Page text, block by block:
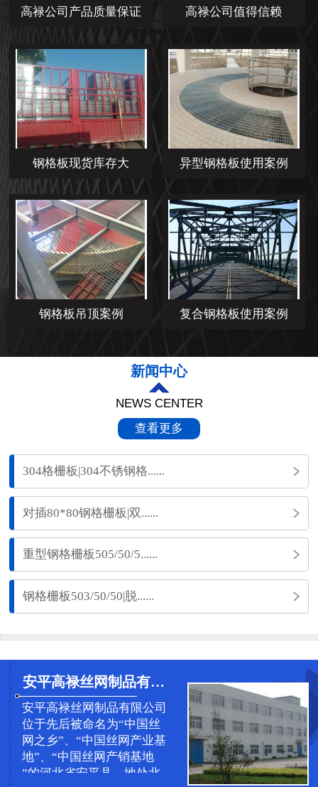
高禄公司产品质量保证 高禄公司值得信赖
钢格板现货库存大 异型钢格板使用案例
钢格板吊顶案例 复合钢格板使用案例
新闻中心
NEWS CENTER
查看更多
304格栅板|304不锈钢格......
对插80*80钢格栅板|双......
重型钢格栅板505/50/5......
钢格栅板503/50/50|脱......
安平高禄丝网制品有限公司
安平高禄丝网制品有限公司
位于先后被命名为“中国丝
网之乡”、“中国丝网产业基
地”、“中国丝网产销基地
”的河北省安平县，地处北